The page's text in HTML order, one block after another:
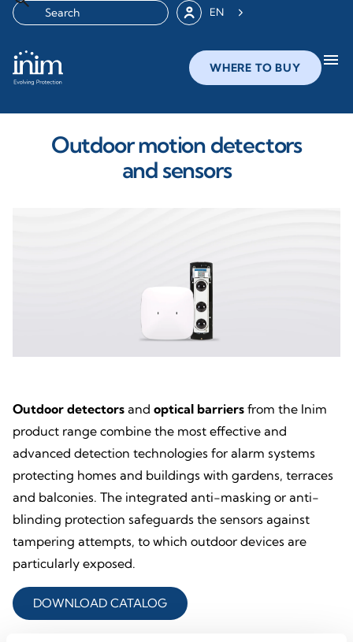
EN
WHERE TO BUY menu
Outdoor motion detectors
and sensors
Outdoor detectors and optical barriers from the Inim
product range combine the most effective and
advanced detection technologies for alarm systems
protecting homes and buildings with gardens, terraces
and balconies. The integrated anti-masking or anti-
blinding protection safeguards the sensors against
tampering attempts, to which outdoor devices are
particularly exposed.
DOWNLOAD CATALOG